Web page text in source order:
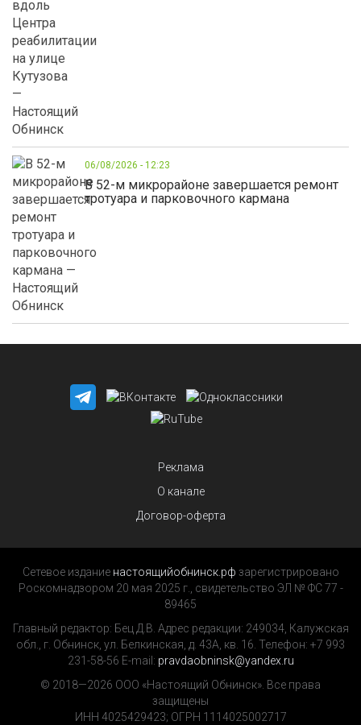
06/08/2026 - 12:23
В 52-м микрорайоне завершается ремонт
тротуара и парковочного кармана
Реклама
О канале
Договор-оферта
Сетевое издание настоящийобнинск.рф зарегистрировано
Роскомнадзором 20 мая 2025 г., свидетельство ЭЛ № ФС 77 -
89465
Главный редактор: Бец Д.В. Адрес редакции: 249034, Калужская
обл., г. Обнинск, ул. Белкинская, д. 43А, кв. 16. Телефон: +7 993
231-58-56 E-mail: pravdaobninsk@yandex.ru
© 2018—2026 ООО «Настоящий Обнинск». Все права
защищены
ИНН 4025429423; ОГРН 1114025002717